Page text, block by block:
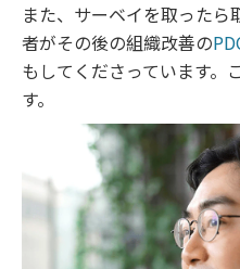
また、サーベイを取った
者がその後の組織改善の
もしてくださっています。
す。